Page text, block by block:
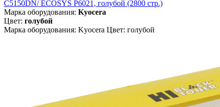
C5150DN/ ECOSYS P6021, голубой (2800 стр.)
Марка оборудования: Kyocera
Цвет: голубой
Марка оборудования: Kyocera Цвет: голубой